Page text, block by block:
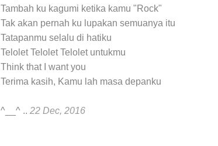
Tambah ku kagumi ketika kamu "Rock"
Tak akan pernah ku lupakan semuanya itu
Tatapanmu selalu di hatiku
Telolet Telolet Telolet untukmu
Think that I want you
Terima kasih, Kamu lah masa depanku
^__^ .. 22 Dec, 2016